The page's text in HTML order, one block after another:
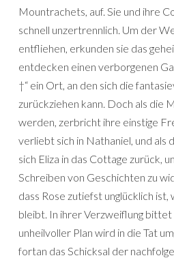
Mountrachets, auf. Sie und ihre
schnell unzertrennlich. Um der
entfliehen, erkunden sie das
entdecken einen verborgenen
†“ ein Ort, an den sich die
zurückziehen kann. Doch als die
werden, zerbricht ihre einstige
verliebt sich in Nathaniel, und als
sich Eliza in das Cottage zurück,
Schreiben von Geschichten zu
dass Rose zutiefst unglücklich
bleibt. In ihrer Verzweiflung bittet
unheilvoller Plan wird in die Tat
fortan das Schicksal der